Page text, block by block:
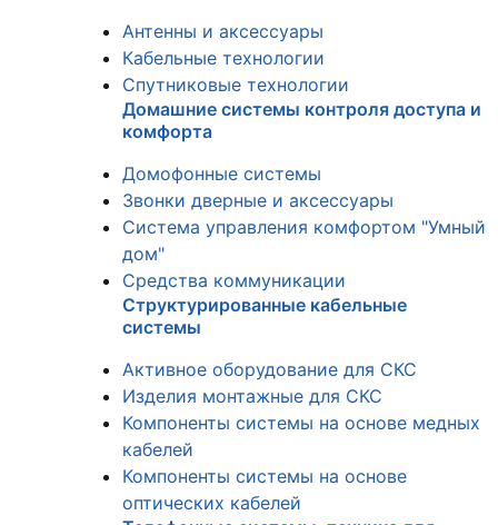
Антенны и аксессуары
Кабельные технологии
Спутниковые технологии
Домашние системы контроля доступа и
комфорта
Домофонные системы
Звонки дверные и аксессуары
Система управления комфортом "Умный
дом"
Средства коммуникации
Структурированные кабельные
системы
Активное оборудование для СКС
Изделия монтажные для СКС
Компоненты системы на основе медных
кабелей
Компоненты системы на основе
оптических кабелей